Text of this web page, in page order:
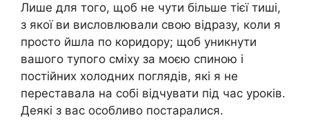
Лише для того, щоб не чути більше тієї тиші,
з якої ви висловлювали свою відразу, коли я
просто йшла по коридору; щоб уникнути
вашого тупого сміху за моєю спиною і
постійних холодних поглядів, які я не
переставала на собі відчувати під час уроків.
Деякі з вас особливо постаралися.